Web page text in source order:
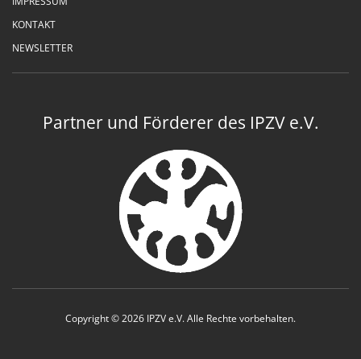
KONTAKT
NEWSLETTER
Partner und Förderer des IPZV e.V.
Copyright © 2026 IPZV e.V. Alle Rechte vorbehalten.